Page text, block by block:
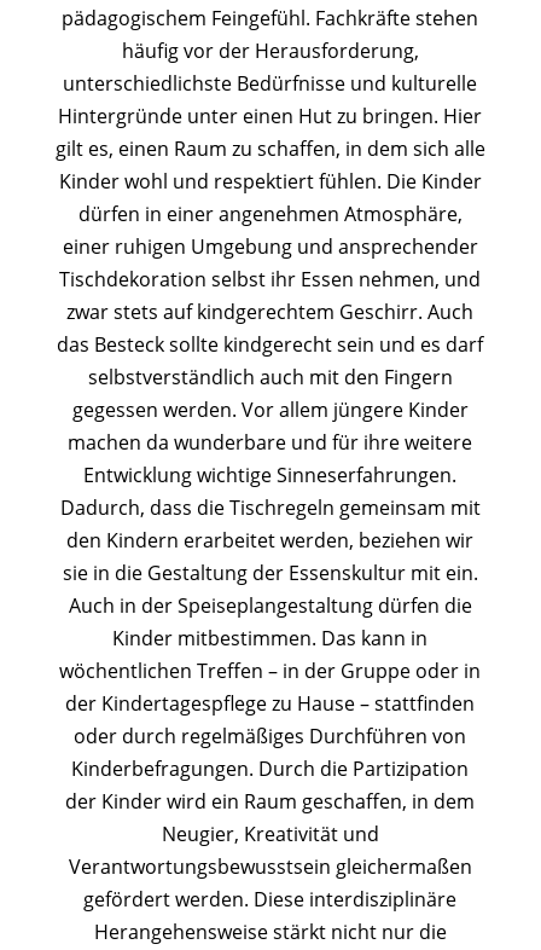
pädagogischem Feingefühl. Fachkräfte stehen
häufig vor der Herausforderung,
unterschiedlichste Bedürfnisse und kulturelle
Hintergründe unter einen Hut zu bringen. Hier
gilt es, einen Raum zu schaffen, in dem sich alle
Kinder wohl und respektiert fühlen. Die Kinder
dürfen in einer angenehmen Atmosphäre,
einer ruhigen Umgebung und ansprechender
Tischdekoration selbst ihr Essen nehmen, und
zwar stets auf kindgerechtem Geschirr. Auch
das Besteck sollte kindgerecht sein und es darf
selbstverständlich auch mit den Fingern
gegessen werden. Vor allem jüngere Kinder
machen da wunderbare und für ihre weitere
Entwicklung wichtige Sinneserfahrungen.
Dadurch, dass die Tischregeln gemeinsam mit
den Kindern erarbeitet werden, beziehen wir
sie in die Gestaltung der Essenskultur mit ein.
Auch in der Speiseplangestaltung dürfen die
Kinder mitbestimmen. Das kann in
wöchentlichen Treffen – in der Gruppe oder in
der Kindertagespflege zu Hause – stattfinden
oder durch regelmäßiges Durchführen von
Kinderbefragungen. Durch die Partizipation
der Kinder wird ein Raum geschaffen, in dem
Neugier, Kreativität und
Verantwortungsbewusstsein gleichermaßen
gefördert werden. Diese interdisziplinäre
Herangehensweise stärkt nicht nur die